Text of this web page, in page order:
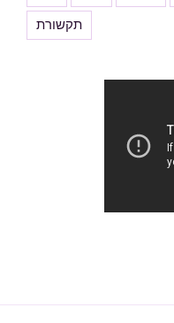
תקשורת